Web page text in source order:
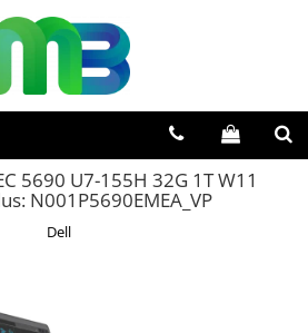
5690 U7-155H 32G 1T W11
N001P5690EMEA_VP
Dell